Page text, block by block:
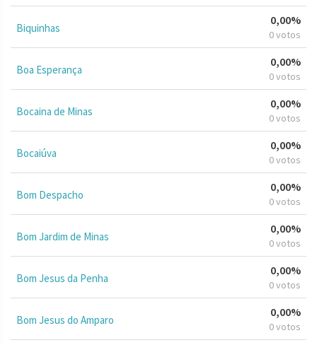
Biquinhas
0,00%
0 votos
Boa Esperança
0,00%
0 votos
Bocaina de Minas
0,00%
0 votos
Bocaiúva
0,00%
0 votos
Bom Despacho
0,00%
0 votos
Bom Jardim de Minas
0,00%
0 votos
Bom Jesus da Penha
0,00%
0 votos
Bom Jesus do Amparo
0,00%
0 votos